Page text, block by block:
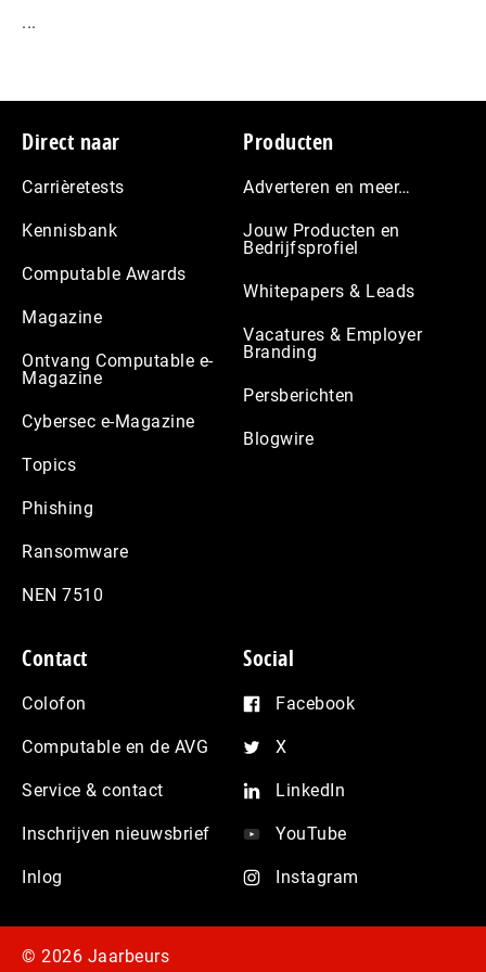
...
Footer
Direct naar
Carrièretests
Kennisbank
Computable Awards
Magazine
Ontvang Computable e-
Magazine
Cybersec e-Magazine
Topics
Phishing
Ransomware
NEN 7510
Producten
Adverteren en meer…
Jouw Producten en
Bedrijfsprofiel
Whitepapers & Leads
Vacatures & Employer
Branding
Persberichten
Blogwire
Contact
Colofon
Computable en de AVG
Service & contact
Inschrijven nieuwsbrief
Inlog
Social
Facebook
X
LinkedIn
YouTube
Instagram
© 2026 Jaarbeurs